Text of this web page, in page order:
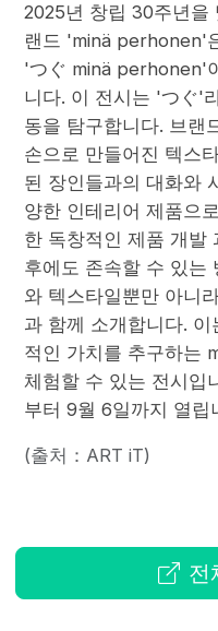
2025년 창립 30주년을
랜드 'minä perhonen'
'つぐ minä perhonen'
니다. 이 전시는 'つぐ'
동을 탐구합니다. 브랜
손으로 만들어진 텍스
된 장인들과의 대화와
양한 인테리어 제품으
한 독창적인 제품 개발
후에도 존속할 수 있는
와 텍스타일뿐만 아니
과 함께 소개합니다.
적인 가치를 추구하는
체험할 수 있는 전시입
부터 9월 6일까지 열립
(출처：ART iT)
전